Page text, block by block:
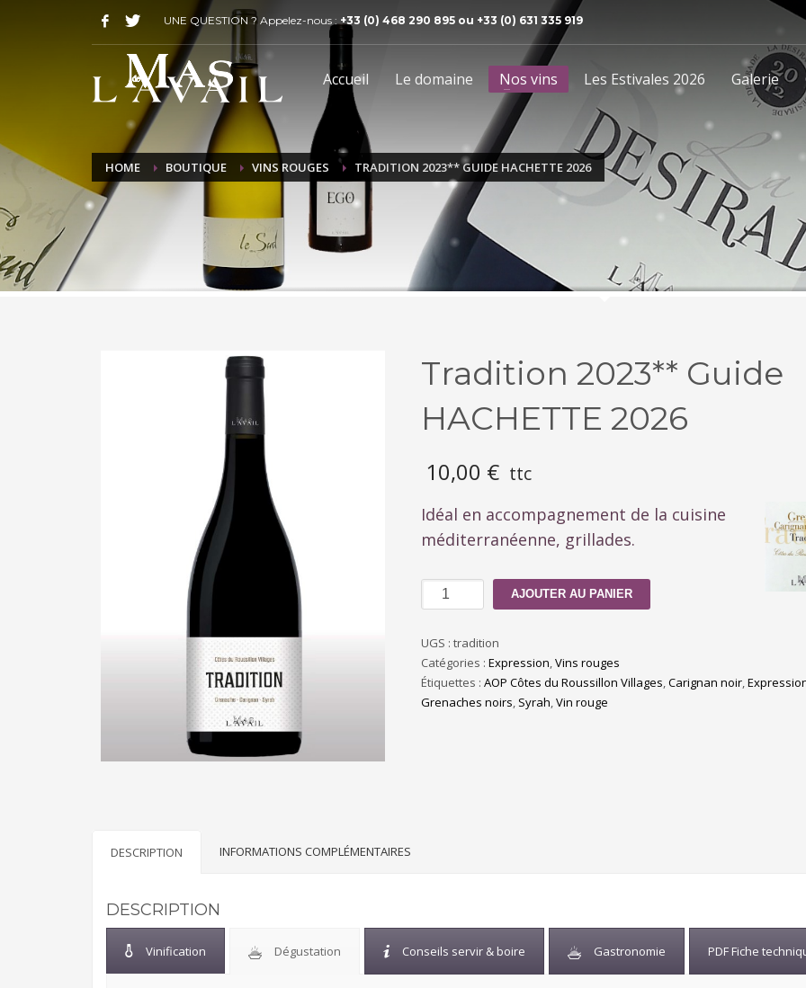
UNE QUESTION ? Appelez-nous :+33 (0) 468 290 895 ou +33 (0) 631 335 919
Accueil Le domaine Nos vins Les Estivales 2026 Galerie
HOME BOUTIQUE VINS ROUGES TRADITION 2023** GUIDE HACHETTE 2026
Tradition 2023** Guide
HACHETTE 2026
10,00 € ttc
Idéal en accompagnement de la cuisine
méditerranéenne, grillades.
quantité
de
2023**
Guide
HACHETTE
2026
AJOUTER AU PANIER
UGS : tradition
Catégories : Expression,Vins rouges
Étiquettes : AOP Côtes du Roussillon Villages,Carignan noir,
Grenaches noirs, Syrah,Vin rouge
DESCRIPTION INFORMATIONS COMPLÉMENTAIRES
DESCRIPTION
Vinification Dégustation Conseils servir & boire Gastronomie PDF Fiche